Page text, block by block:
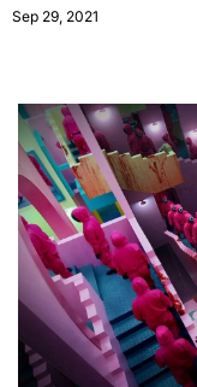
Sep 29, 2021